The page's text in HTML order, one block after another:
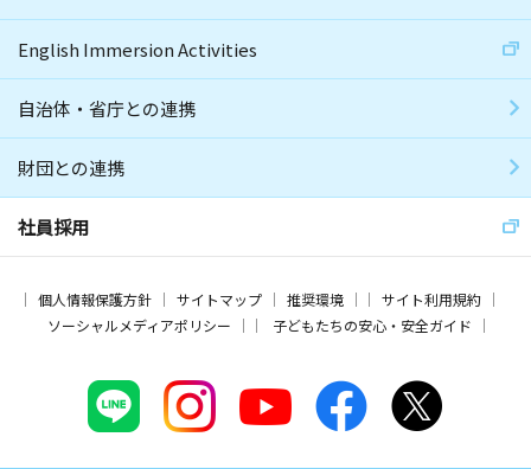
English Immersion Activities
自治体・省庁との連携
財団との連携
社員採用
個人情報保護方針 サイトマップ 推奨環境
サイト利用規約
ソーシャルメディアポリシー
子どもたちの安心・安全ガイド